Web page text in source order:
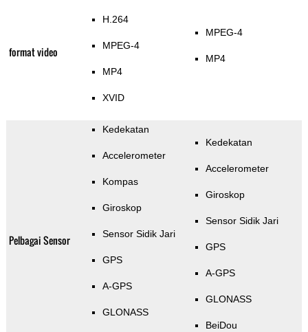
format video
H.264
MPEG-4
MP4
XVID
MPEG-4
MP4
Pelbagai Sensor
Kedekatan
Accelerometer
Kompas
Giroskop
Sensor Sidik Jari
GPS
A-GPS
GLONASS
Kedekatan
Accelerometer
Giroskop
Sensor Sidik Jari
GPS
A-GPS
GLONASS
BeiDou